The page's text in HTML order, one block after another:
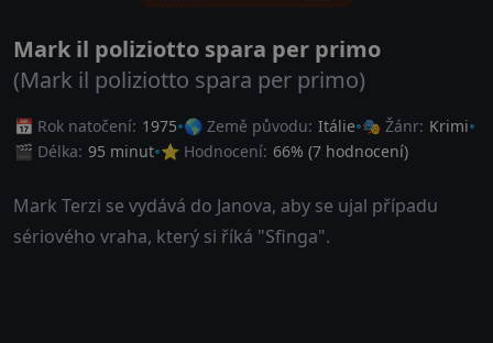
Mark il poliziotto spara per primo
(Mark il poliziotto spara per primo)
📅 Rok natočení: 1975 🌎 Země původu: Itálie 🎭 Žánr: Krimi
🎬 Délka: 95 minut ⭐ Hodnocení: 66% (7 hodnocení)
Mark Terzi se vydává do Janova, aby se ujal případu
sériového vraha, který si říká "Sfinga".